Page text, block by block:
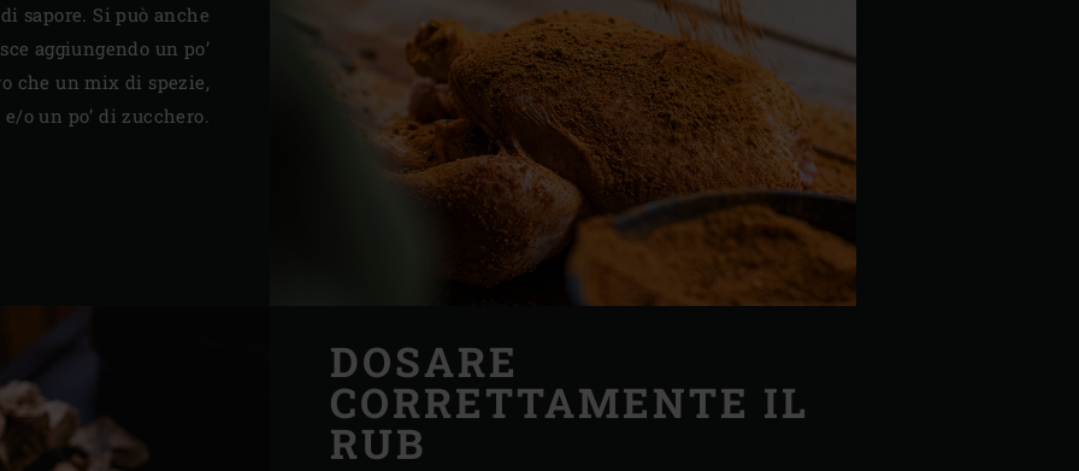
sapore. Si può anche
aggiungendo un po’
che un mix di spezie,
o un po’ di zucchero.
DOSARE
CORRETTAMENTE IL
RUB